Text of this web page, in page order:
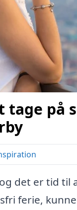
tage på
det er tid
ferie,